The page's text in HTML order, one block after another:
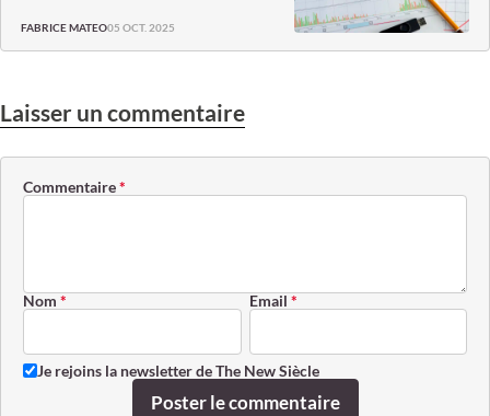
FABRICE MATEO05 OCT. 2025
Laisser un commentaire
Commentaire*
Nom * Email *
Je rejoins la newsletter de The New Siècle
Poster le commentaire